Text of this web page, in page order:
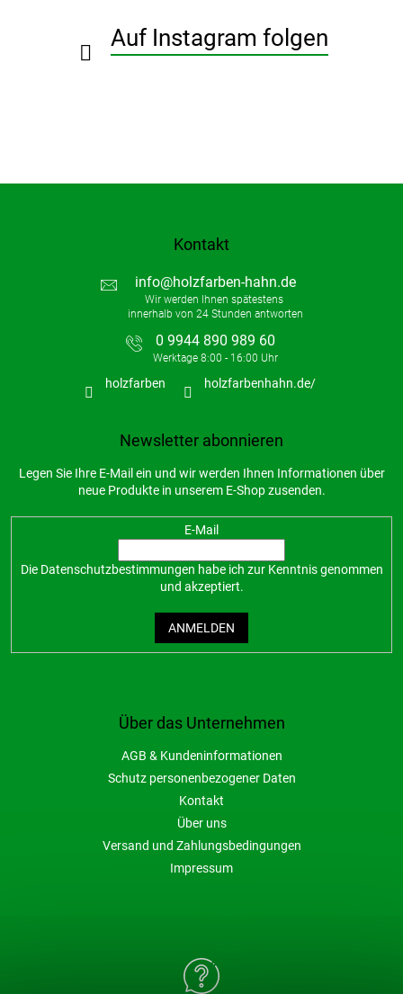
Über das Unternehmen
AGB & Kundeninformationen
Schutz personenbezogener Daten
Kontakt
Über uns
Versand und Zahlungsbedingungen
Impressum
Auf Instagram folgen
Kontakt
info@holzfarben-hahn.de
0 9944 890 989 60
holzfarben holzfarbenhahn.de/
Newsletter abonnieren
Legen Sie Ihre E-Mail ein und wir werden Ihnen Informationen über
neue Produkte in unserem E-Shop zusenden.
E-Mail
Die Datenschutzbestimmungen habe ich zur Kenntnis genommen
und akzeptiert.
ANMELDEN